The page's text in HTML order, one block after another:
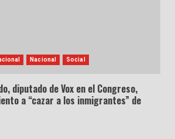
Nacional Social
diputado de Vox en el Congreso,
a “cazar a los inmigrantes” de